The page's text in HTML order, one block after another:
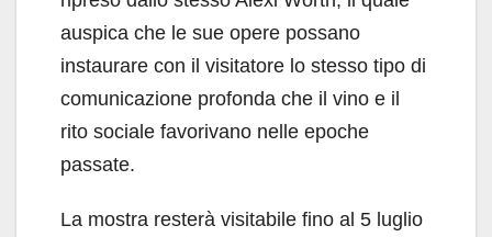
auspica che le sue opere possano
instaurare con il visitatore lo stesso tipo di
comunicazione profonda che il vino e il
rito sociale favorivano nelle epoche
passate.
La mostra resterà visitabile fino al 5 luglio